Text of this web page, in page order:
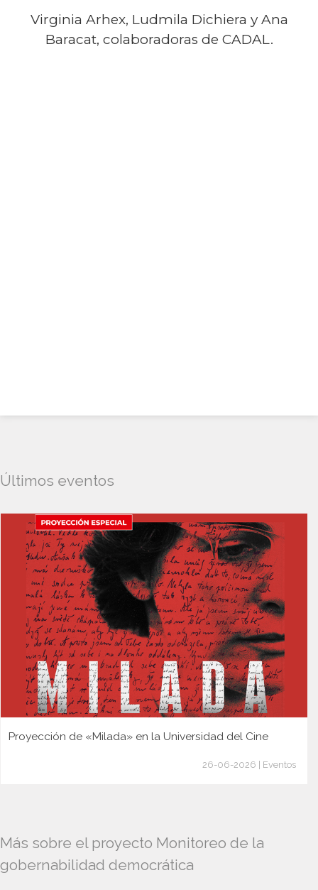
Virginia Arhex, Ludmila Dichiera y Ana
Baracat, colaboradoras de CADAL.
Últimos eventos
Proyección de «Milada» en la Universidad del Cine
26-06-2026 | Eventos
Más sobre el proyecto Monitoreo de la
gobernabilidad democrática